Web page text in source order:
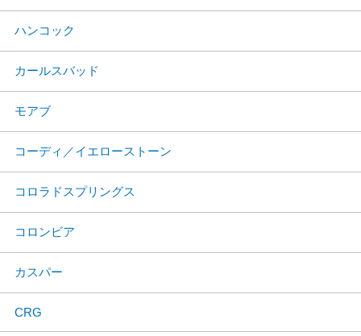
ハンコック
カールスバッド
モアブ
コーディ／イエローストーン
コロラドスプリングス
コロンビア
カスパー
CRG